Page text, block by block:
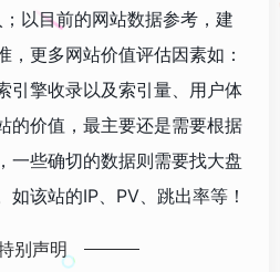
以目前的网站数据参考，建
，更多网站价值评估因素如：
引擎收录以及索引量、用户体
的价值，最主要还是需要根据
一些确切的数据则需要找大盘
该站的IP、PV、跳出率等！
别声明